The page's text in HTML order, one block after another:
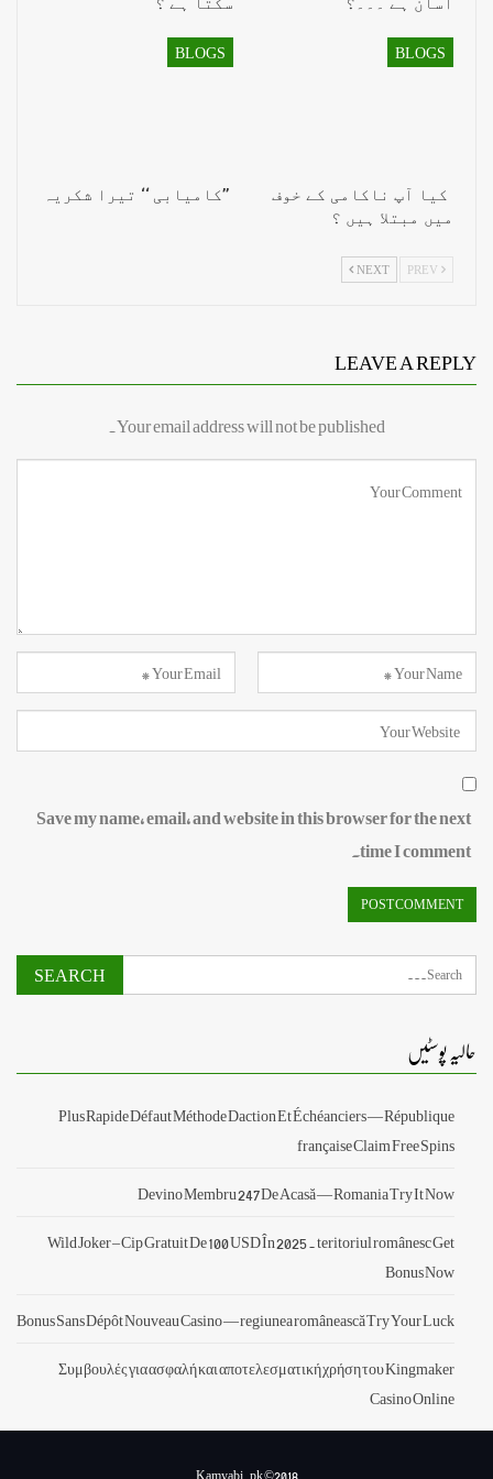
BLOGS
کیا آپ ناکامی کے خوف
میں مبتلا ہیں ؟
BLOGS
’’کامیابی ‘‘ تیرا شکریہ
NEXT
LEAVE A REPLY
Your email address will not be published.
Save my name, email, and website in this browser for the next
time I comment.
حالیہ پوسٹیں
Plus Rapide Défaut Méthode Daction Et Échéanciers — République
française Claim Free Spins
Devino Membru 247 De Acasă — Romania Try It Now
Wild Joker – Cip Gratuit De 100 USD În 2025 . teritoriul românesc Get
Bonus Now
Bonus Sans Dépôt Nouveau Casino — regiunea românească Try Your Luck
Συμβουλές για ασφαλή και αποτελεσματική χρήση του Kingmaker
Casino Online